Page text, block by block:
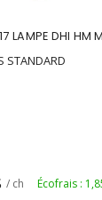
LAMPE DHI HM
STANDARD
/ ch Écofrais :